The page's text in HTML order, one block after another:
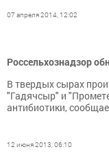
07 апреля 2014, 12:02
Россельхознадзор
В твердых сырах
"Гадячсыр" и
антибиотики,
12 июня 2013, 06:10